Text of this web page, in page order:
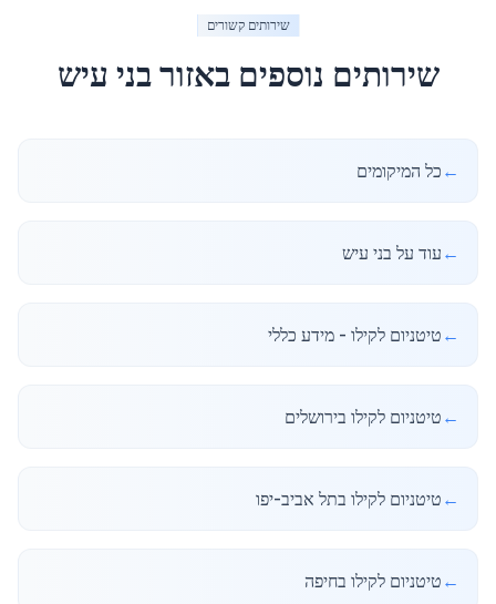
שירותים קשורים
שירותים נוספים באזורבני עיש
← כל המיקומים
← עוד על בני עיש
← טיטניום לקילו - מידע כללי
← טיטניום לקילו בירושלים
← טיטניום לקילו בתל אביב-יפו
← טיטניום לקילו בחיפה